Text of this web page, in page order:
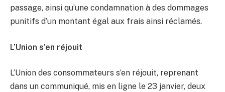
passage, ainsi qu’une condamnation à des dommages
punitifs d’un montant égal aux frais ainsi réclamés.
L’Union s’en réjouit
L’Union des consommateurs s’en réjouit, reprenant
dans un communiqué, mis en ligne le 23 janvier, deux